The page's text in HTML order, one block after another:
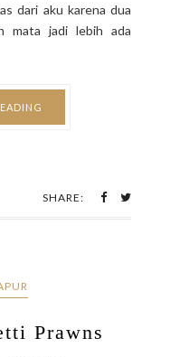
dari aku karena dua
mata jadi lebih ada
SHARE:
Prawns